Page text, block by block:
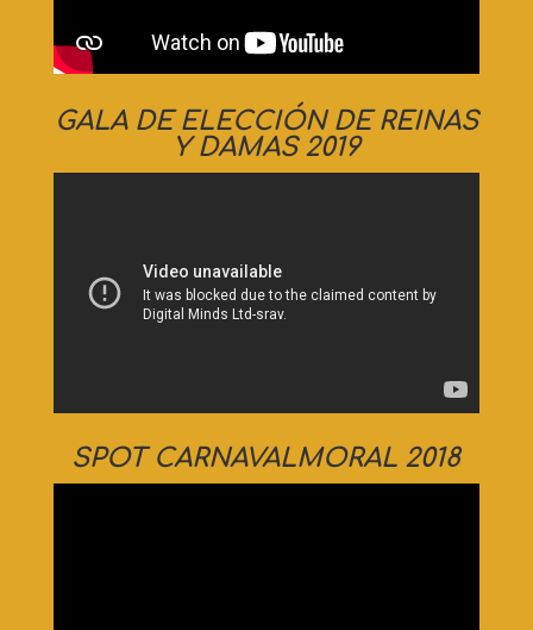
GALA DE ELECCIÓN DE REINAS
Y DAMAS 2019
SPOT CARNAVALMORAL 2018